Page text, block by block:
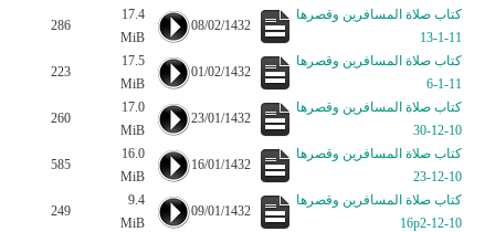
كتاب صلاة المسافرين وقصرها
11-1-13
08/02/1432
17.4
MiB
286
كتاب صلاة المسافرين وقصرها
11-1-6
01/02/1432
17.5
MiB
223
كتاب صلاة المسافرين وقصرها
10-12-30
23/01/1432
17.0
MiB
260
كتاب صلاة المسافرين وقصرها
10-12-23
16/01/1432
16.0
MiB
585
كتاب صلاة المسافرين وقصرها
10-12-16p2
09/01/1432
9.4
MiB
249